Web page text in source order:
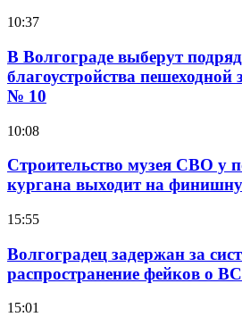
10:37
В Волгограде выберут
благоустройства
№ 10
10:08
Строительство музея СВО у
кургана выходит на
15:55
Волгоградец задержан за
распространение фейков о
15:01